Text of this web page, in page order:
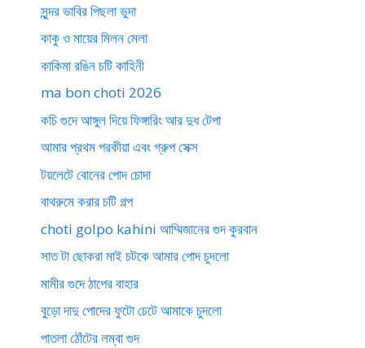
সুন্দর ভাবির পিছলা ভুদা
কাকু ও মায়ের মিলন মেলা
কাকিমা রঙিন চটি কাহিনী
ma bon choti 2026
কচি গুদে আঙ্গুল দিয়ে ফিঙ্গারিং আর দুধ টেপা
আমার প্রথম পরকীয়া এবং গ্রুপ সেক্স
টয়লেটে বোনের পোদ চোদা
বাথরুমে করার চটি গল্প
choti golpo kahini আম্মিজানের গুদ কুরবান
সাত টা ছোকরা মাই চটকে আমার পোদ চুদলো
মামীর গুদে ঠাপের বাহার
বুড়ো দাদু পোদের ফুটো চেটে আমাকে চুদলো
পাতলা ঠোঁটের লম্বা গুদ